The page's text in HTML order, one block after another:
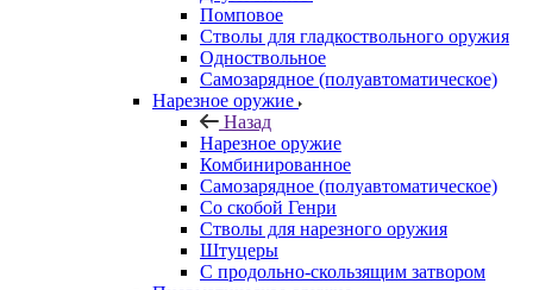
Помповое
Стволы для гладкоствольного оружия
Одноствольное
Самозарядное (полуавтоматическое)
Нарезное оружие
Назад
Нарезное оружие
Комбинированное
Самозарядное (полуавтоматическое)
Со скобой Генри
Стволы для нарезного оружия
Штуцеры
С продольно-скользящим затвором